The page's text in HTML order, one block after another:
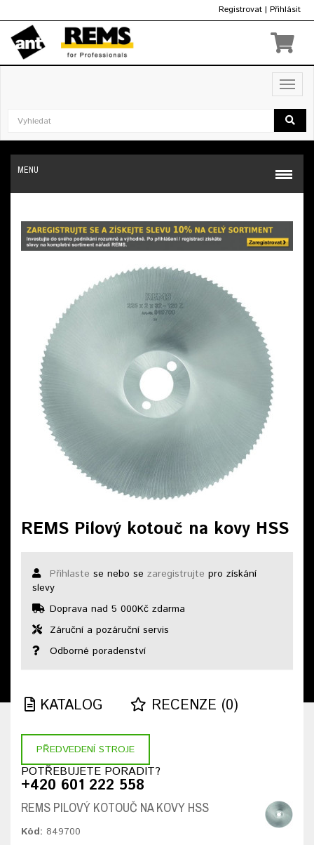
Registrovat | Přihlásit
MENU
REMS Pilový kotouč na kovy HSS
Přihlaste se nebo se zaregistrujte pro získání
slevy
Doprava nad 5 000Kč zdarma
Záruční a pozáruční servis
Odborné poradenství
KATALOG RECENZE (0)
PŘEDVEDENÍ STROJE
POTŘEBUJETE PORADIT?
+420 601 222 558
REMS PILOVÝ KOTOUČ NA KOVY HSS
Kód: 849700